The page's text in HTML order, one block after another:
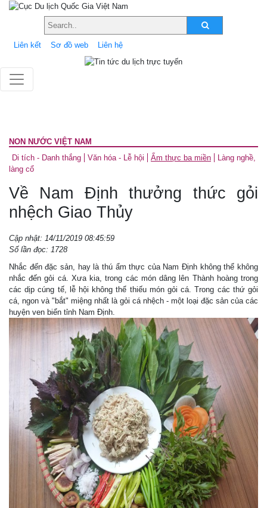
Liên kết Sơ đồ web Liên hệ
NON NƯỚC VIỆT NAM
Di tích - Danh thắng
Văn hóa - Lễ hội Ẩm thực ba miền
Làng nghề,
làng cổ
Về Nam Định thưởng thức gỏi
nhệch Giao Thủy
Cập nhật: 14/11/2019 08:45:59
Số lần đọc: 1728
Nhắc đến đặc sản, hay là thú ẩm thực của Nam Định không thể không
nhắc đến gỏi cá. Xưa kia, trong các món dâng lên Thành hoàng trong
các dịp cúng tế, lễ hội không thể thiếu món gỏi cá. Trong các thứ gỏi
cá, ngon và "bắt" miệng nhất là gỏi cá nhệch - một loại đặc sản của các
huyện ven biển tỉnh Nam Định.